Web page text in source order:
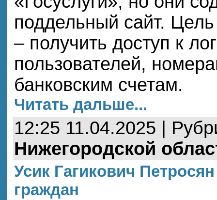
поддельный сайт.
– получить доступ к
пользователей,
банковским счетам.
Читать дальше...
12:25 11.04.2025 |
Нижегородской
Усик Гагикович
граждан